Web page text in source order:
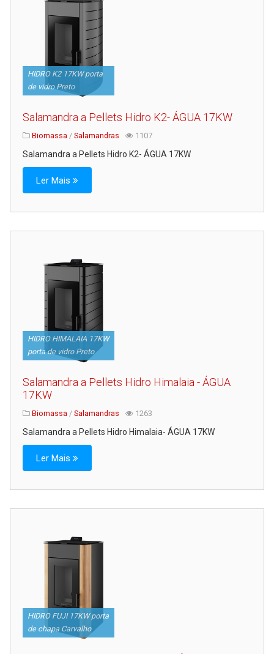
HIDRO K2 17KW porta
de vidro Preto
Salamandra a Pellets Hidro K2- ÁGUA 17KW
Biomassa/ Salamandras 1107
Salamandra a Pellets Hidro K2- ÁGUA 17KW
Ler Mais
HIDRO HIMALAIA 17KW
porta de vidro Preto
Salamandra a Pellets Hidro Himalaia - ÁGUA
17KW
Biomassa / Salamandras 1263
Salamandra a Pellets Hidro Himalaia- ÁGUA 17KW
Ler Mais
HIDRO FUJI 17KW porta
de chapa Carvalho